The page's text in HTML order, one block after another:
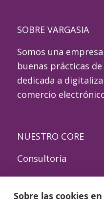
SOBRE VARGASIA
Somos una
buenas prácticas
dedicada a
comercio
NUESTRO CORE
Consultoría
Desarrollo
Tecnología
Sobre las cookies